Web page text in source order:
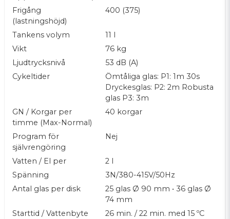
Generöst diskutrymme
Med en lastningshöjd på 375 mm, erbjuder G1 ett
generöst diskutryme. Inga bekymmer att få plats
med de fina vinglasen på hög fot.
Patenterad sekventiell sköljning
Vår patenterade Sequential Rinse-teknologi är
inkluderad i alla Master-versioner av vårt Water-Smart-
sortiment. Sequential Rinse minimerar
vattenåtgången i slutsköljningen, vilket i sin tur även
sparar energi.
Automatiskt energisparläge
Elen är dyr! Därför programmerade vi G1 Master att
automatiskt gå över i energisparläge om den lämnas
inaktiv i mer än 20 minuter.
Anpassningsbar på plats
Frigång
(lastningshöjd)
400 (375)
Tankens volym
11 l
Vikt
76 kg
Ljudtrycksnivå
53 dB (A)
Cykeltider
Ömtåliga glas: P1: 1m 30s
Dryckesglas: P2: 2m Robusta
glas P3: 3m
GN / Korgar per
timme (Max-Normal)
40 korgar
Program för
självrengöring
Nej
Vatten / El per
2 l
Spänning
3N/380-415V/50Hz
Antal glas per disk
25 glas Ø 90 mm • 36 glas Ø
74 mm
Starttid / Vattenbyte
26 min. / 22 min. med 15 ºC